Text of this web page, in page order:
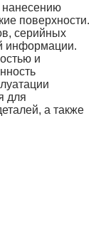
нанесению
поверхности.
серийных
информации.
и
для
а также